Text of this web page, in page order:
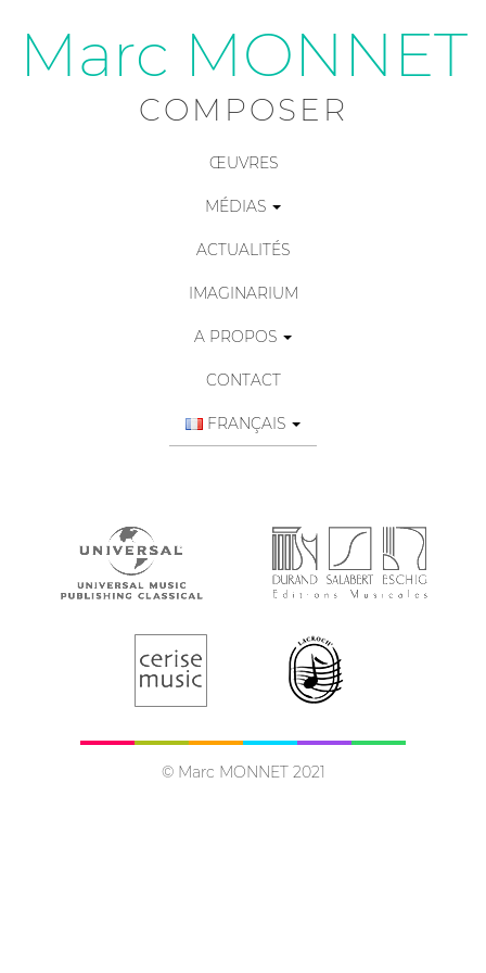
Marc MONNET
COMPOSER
ŒUVRES
MÉDIAS
ACTUALITÉS
IMAGINARIUM
A PROPOS
CONTACT
FRANÇAIS
© Marc MONNET 2021